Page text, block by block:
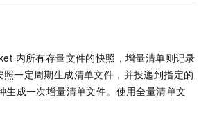
内所有存量文件的快照，增量清单则记录
一定周期生成清单文件，并投递到指定的
成一次增量清单文件。使用全量清单文
Qoder HOT
面向真实软件的智能体编程平台
万有无界
建站小程序
模板建站